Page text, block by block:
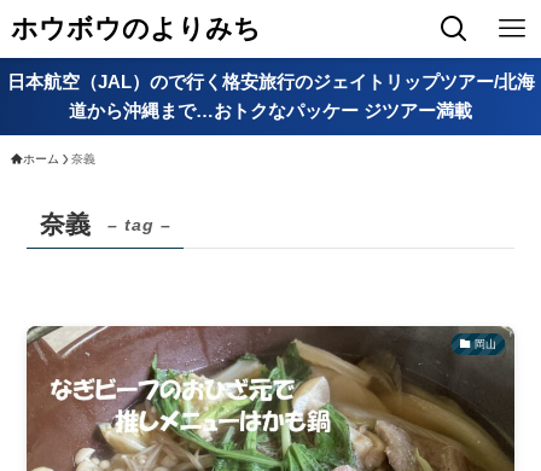
ホウボウのよりみち
日本航空（JAL）ので行く格安旅行のジェイトリップツアー/北海
道から沖縄まで…おトクなパッケー ジツアー満載
ホーム 奈義
奈義 – tag –
岡山